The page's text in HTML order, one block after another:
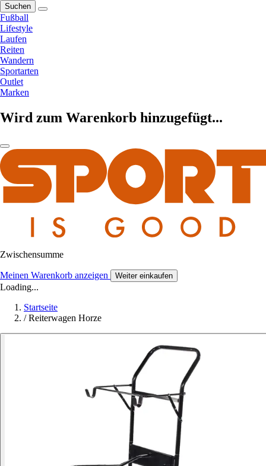
Suchen
Fußball
Lifestyle
Laufen
Reiten
Wandern
Sportarten
Outlet
Marken
Wird zum Warenkorb hinzugefügt...
Zwischensumme
Meinen Warenkorb anzeigen Weiter einkaufen
Loading...
Startseite
/ Reiterwagen Horze